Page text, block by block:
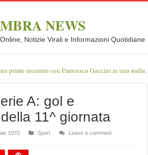
NEWS
Notizie Virali e Informazioni Quotidiane
primo incontro con Francesco Guccini in una
A: gol e
11^ giornata
1970 Sport
Leave a comment